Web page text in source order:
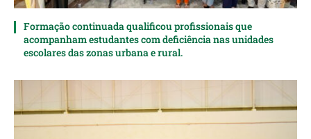
Formação continuada qualificou profissionais que
acompanham estudantes com deficiência nas unidades
escolares das zonas urbana e rural.